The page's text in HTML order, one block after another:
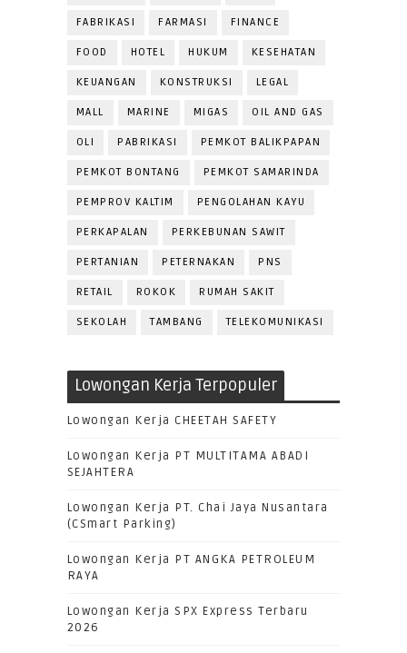
FABRIKASI FARMASI FINANCE
FOOD HOTEL HUKUM KESEHATAN
KEUANGAN KONSTRUKSI LEGAL
MALL MARINE MIGAS OIL AND GAS
OLI PABRIKASI PEMKOT BALIKPAPAN
PEMKOT BONTANG PEMKOT SAMARINDA
PEMPROV KALTIM PENGOLAHAN KAYU
PERKAPALAN PERKEBUNAN SAWIT
PERTANIAN PETERNAKAN PNS
RETAIL ROKOK RUMAH SAKIT
SEKOLAH TAMBANG TELEKOMUNIKASI
Lowongan Kerja Terpopuler
Lowongan Kerja CHEETAH SAFETY
Lowongan Kerja PT MULTITAMA ABADI
SEJAHTERA
Lowongan Kerja PT. Chai Jaya Nusantara
(CSmart Parking)
Lowongan Kerja PT ANGKA PETROLEUM
RAYA
Lowongan Kerja SPX Express Terbaru
2026